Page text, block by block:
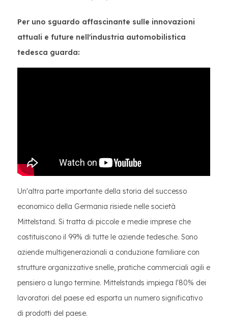
Per uno sguardo affascinante sulle innovazioni
attuali e future nell'industria automobilistica
tedesca guarda:
Un'altra parte importante della storia del successo
economico della Germania risiede nelle società
Mittelstand. Si tratta di piccole e medie imprese che
costituiscono il 99% di tutte le aziende tedesche. Sono
aziende multigenerazionali a conduzione familiare con
strutture organizzative snelle, pratiche commerciali agili e
pensiero a lungo termine. Mittelstands impiega l'80% dei
lavoratori del paese ed esporta un numero significativo
di prodotti del paese.